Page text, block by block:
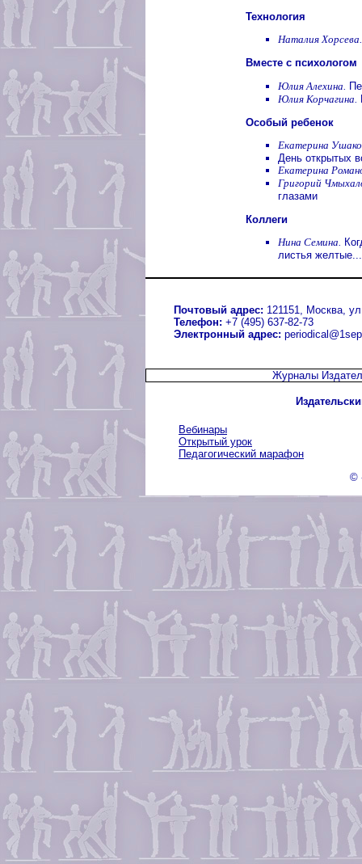
Технология
Наталия Хорсева.
Вместе с психологом
Юлия Алехина.
Юлия Корчагина.
Особый ребенок
Екатерина
День открытых
Екатерина
Григорий
глазами
Коллеги
Нина Семина.
листья желтые...
Почтовый адрес: 121151, Москва,
Телефон: +7 (495) 637-82-73
Электронный адрес:
Журналы
Вебинары
Открытый урок
Педагогический марафон
©